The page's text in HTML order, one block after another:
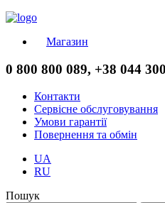
Магазин
0 800 800 089, +38 044
Контакти
Сервісне обслуговування
Умови гарантії
Повернення та обмін
UA
RU
Пошук